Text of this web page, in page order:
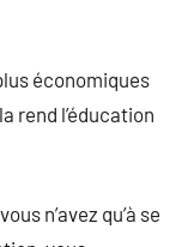
économiques
rend l’éducation
n’avez qu’à se